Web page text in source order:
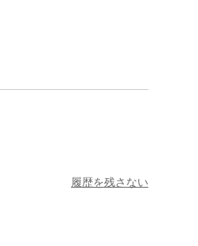
履歴を残さない